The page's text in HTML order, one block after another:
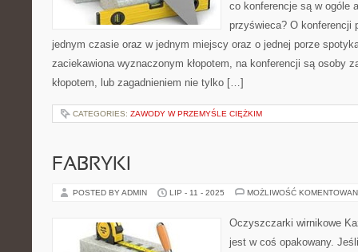
co konferencje są w ogóle
przyświeca? O konferencji
jednym czasie oraz w jednym miejscy oraz o jednej porze
zaciekawiona wyznaczonym kłopotem, na konferencji są osoby
kłopotem, lub zagadnieniem nie tylko […]
CATEGORIES: ZAWODY W PRZEMYŚLE CIĘŻKIM
FABRYKI
POSTED BY ADMIN LIP - 11 - 2025 MOŻLIWOŚĆ
Oczyszczarki wirnikowe
jest w coś opakowany.